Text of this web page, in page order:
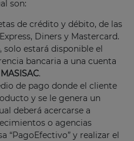
son:
de crédito y débito, de las
Diners y Mastercard.
solo estará disponible el
bancaria a una cuenta
MASISAC.
de pago donde el cliente
y se le genera un
deberá acercarse a
o agencias
“PagoEfectivo” y realizar el